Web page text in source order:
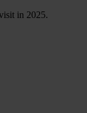
in 2025.